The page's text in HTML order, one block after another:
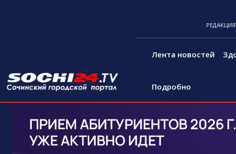
РЕДАКЦИЯ
Лента новостей
Подробно